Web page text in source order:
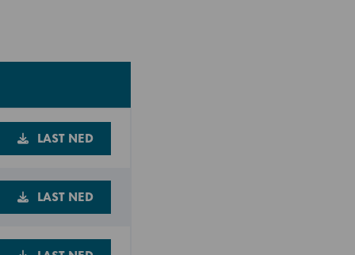
LAST NED
LAST NED